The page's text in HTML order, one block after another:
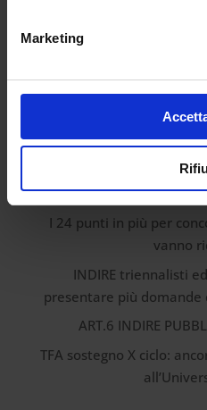
Marketing
Articoli
Certificazione INDIRE
riserva: modalità, tempi
I 24 punti in più per
vanno
INDIRE triennalisti
presentare più
ART.6 INDIRE
TFA sostegno X ciclo: